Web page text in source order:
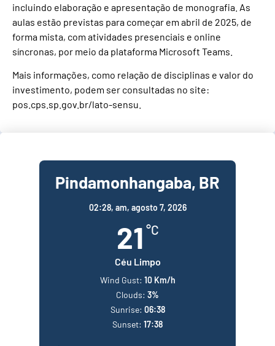
incluindo elaboração e apresentação de monografia. As
aulas estão previstas para começar em abril de 2025, de
forma mista, com atividades presenciais e online
síncronas, por meio da plataforma Microsoft Teams.
Mais informações, como relação de disciplinas e valor do
investimento, podem ser consultadas no site:
pos.cps.sp.gov.br/lato-sensu
Pindamonhangaba, BR
02:28, am, agosto 7, 2026
21 °C
Céu Limpo
Wind Gust: 10 Km/h
Clouds: 3%
Sunrise: 06:38
Sunset: 17:38